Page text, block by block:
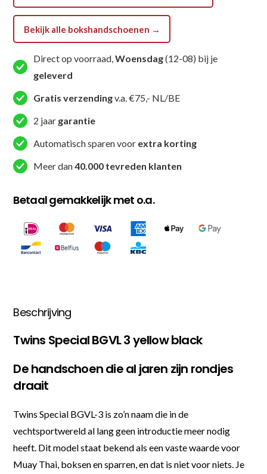
Bekijk alle bokshandschoenen →
Direct op voorraad,Woensdag(12-08) bij je
geleverd
Gratis verzendingv.a. €75,- NL/BE
2 jaar garantie
Automatisch sparen voor extra korting
Meer dan40.000 tevreden klanten
Betaal gemakkelijk met o.a.
Beschrijving
Twins Special BGVL 3 yellow black
De handschoen die al jaren zijn rondjes
draait
Twins Special BGVL-3 is zo’n naam die in de
vechtsportwereld al lang geen introductie meer nodig
heeft. Dit model staat bekend als een vaste waarde voor
Muay Thai, boksen en sparren, en dat is niet voor niets. Je